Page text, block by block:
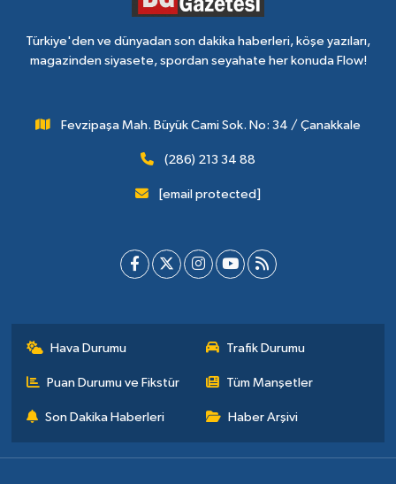
Türkiye'den ve dünyadan son dakika haberleri, köşe yazıları,
magazinden siyasete, spordan seyahate her konuda Flow!
Fevzipaşa Mah. Büyük Cami Sok. No: 34 / Çanakkale
(286) 213 34 88
[email protected]
Hava Durumu Trafik Durumu
Puan Durumu ve Fikstür Tüm Manşetler
Son Dakika Haberleri Haber Arşivi